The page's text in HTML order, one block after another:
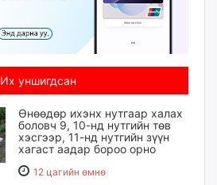
Их уншигдсан
Өнөөдөр ихэнх нутгаар халах
боловч 9, 10-нд нутгийн төв
хэсгээр, 11-нд нутгийн зүүн
хагаст аадар бороо орно
12 цагийн өмнө